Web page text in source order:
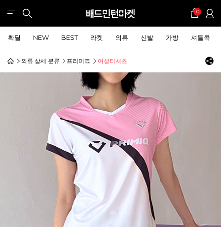
0
확딜 NEW BEST 라켓 의류 신발 가방 셔틀콕
의류 상세 분류 프리미크 여성티셔츠